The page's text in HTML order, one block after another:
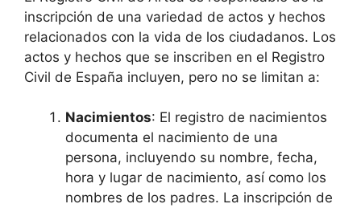
inscripción de una variedad de actos y hechos
relacionados con la vida de los ciudadanos. Los
actos y hechos que se inscriben en el Registro
Civil de España incluyen, pero no se limitan a:
Nacimientos: El registro de nacimientos
documenta el nacimiento de una
persona, incluyendo su nombre, fecha,
hora y lugar de nacimiento, así como los
nombres de los padres. La inscripción de